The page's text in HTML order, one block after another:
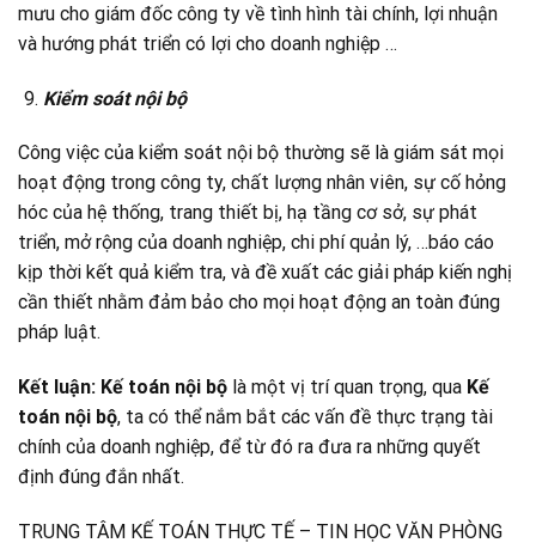
mưu cho giám đốc công ty về tình hình tài chính, lợi nhuận
và hướng phát triển có lợi cho doanh nghiệp …
Kiểm soát nội bộ
Công việc của kiểm soát nội bộ thường sẽ là giám sát mọi
hoạt động trong công ty, chất lượng nhân viên, sự cố hỏng
hóc của hệ thống, trang thiết bị, hạ tầng cơ sở, sự phát
triển, mở rộng của doanh nghiệp, chi phí quản lý, …báo cáo
kịp thời kết quả kiểm tra, và đề xuất các giải pháp kiến nghị
cần thiết nhằm đảm bảo cho mọi hoạt động an toàn đúng
pháp luật.
Kết luận: Kế toán nội bộ là một vị trí quan trọng, qua Kế
toán nội bộ, ta có thể nắm bắt các vấn đề thực trạng tài
chính của doanh nghiệp, để từ đó ra đưa ra những quyết
định đúng đắn nhất.
TRUNG TÂM KẾ TOÁN THỰC TẾ – TIN HỌC VĂN PHÒNG